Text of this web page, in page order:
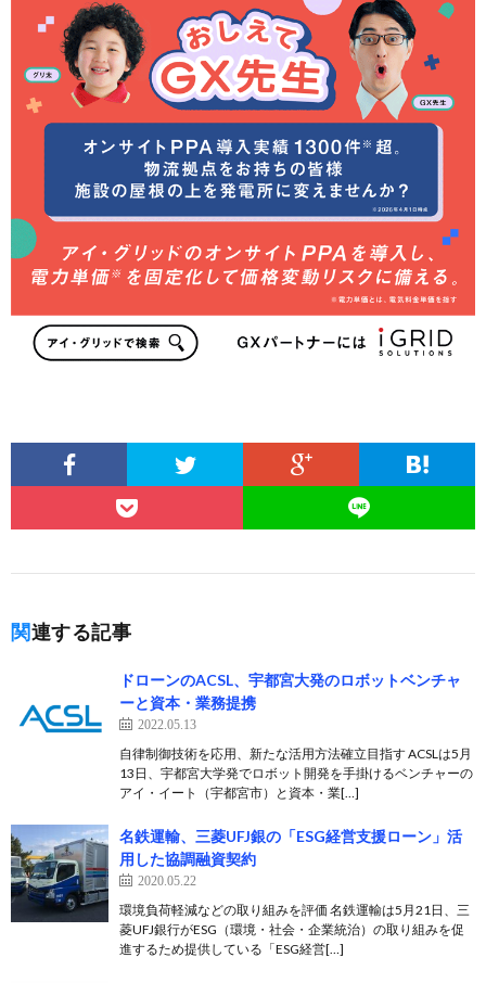
関連する記事
ドローンのACSL、宇都宮大発のロボットベンチャ
ーと資本・業務提携
2022.05.13
自律制御技術を応用、新たな活用方法確立目指す ACSLは5月
13日、宇都宮大学発でロボット開発を手掛けるベンチャーの
アイ・イート（宇都宮市）と資本・業[…]
名鉄運輸、三菱UFJ銀の「ESG経営支援ローン」活
用した協調融資契約
2020.05.22
環境負荷軽減などの取り組みを評価 名鉄運輸は5月21日、三
菱UFJ銀行がESG（環境・社会・企業統治）の取り組みを促
進するため提供している「ESG経営[…]